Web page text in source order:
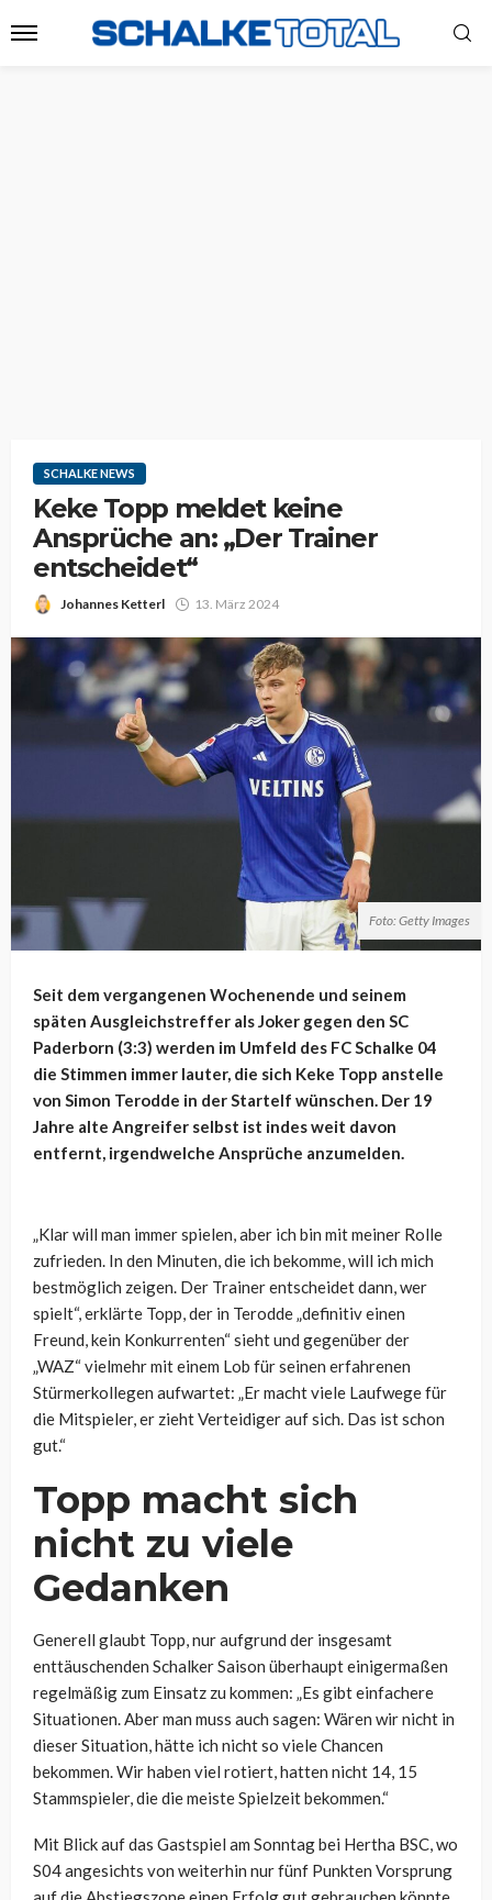
SCHALKE NEWS
Keke Topp meldet keine
Ansprüche an: „Der Trainer
entscheidet“
Johannes Ketterl 13. März 2024
Foto: Getty Images
Seit dem vergangenen Wochenende und seinem
späten Ausgleichstreffer als Joker gegen den SC
Paderborn (3:3) werden im Umfeld des FC Schalke 04
die Stimmen immer lauter, die sich Keke Topp anstelle
von Simon Terodde in der Startelf wünschen. Der 19
Jahre alte Angreifer selbst ist indes weit davon
entfernt, irgendwelche Ansprüche anzumelden.
„Klar will man immer spielen, aber ich bin mit meiner Rolle
zufrieden. In den Minuten, die ich bekomme, will ich mich
bestmöglich zeigen. Der Trainer entscheidet dann, wer
spielt“, erklärte Topp, der in Terodde „definitiv einen
Freund, kein Konkurrenten“ sieht und gegenüber der
„WAZ“ vielmehr mit einem Lob für seinen erfahrenen
Stürmerkollegen aufwartet: „Er macht viele Laufwege für
die Mitspieler, er zieht Verteidiger auf sich. Das ist schon
gut.“
Topp macht sich
nicht zu viele
Gedanken
Generell glaubt Topp, nur aufgrund der insgesamt
enttäuschenden Schalker Saison überhaupt einigermaßen
regelmäßig zum Einsatz zu kommen: „Es gibt einfachere
Situationen. Aber man muss auch sagen: Wären wir nicht in
dieser Situation, hätte ich nicht so viele Chancen
bekommen. Wir haben viel rotiert, hatten nicht 14, 15
Stammspieler, die die meiste Spielzeit bekommen.“
Mit Blick auf das Gastspiel am Sonntag bei Hertha BSC, wo
S04 angesichts von weiterhin nur fünf Punkten Vorsprung